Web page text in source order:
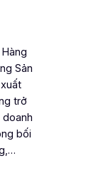
Sản
trở
bối